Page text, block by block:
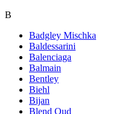
B
Badgley Mischka
Baldessarini
Balenciaga
Balmain
Bentley
Biehl
Bijan
Blend Oud